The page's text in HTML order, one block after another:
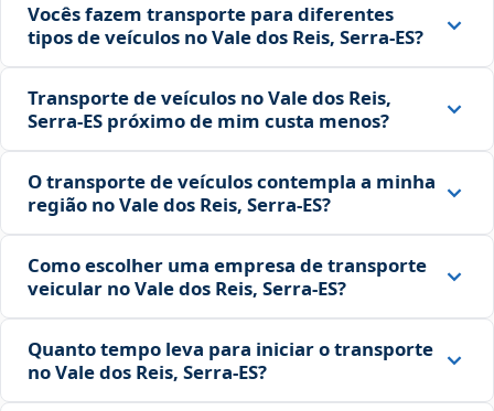
Vocês fazem transporte para diferentes
tipos de veículos no Vale dos Reis, Serra‑ES?
Transporte de veículos no Vale dos Reis,
Serra‑ES próximo de mim custa menos?
O transporte de veículos contempla a minha
região no Vale dos Reis, Serra‑ES?
Como escolher uma empresa de transporte
veicular no Vale dos Reis, Serra‑ES?
Quanto tempo leva para iniciar o transporte
no Vale dos Reis, Serra‑ES?